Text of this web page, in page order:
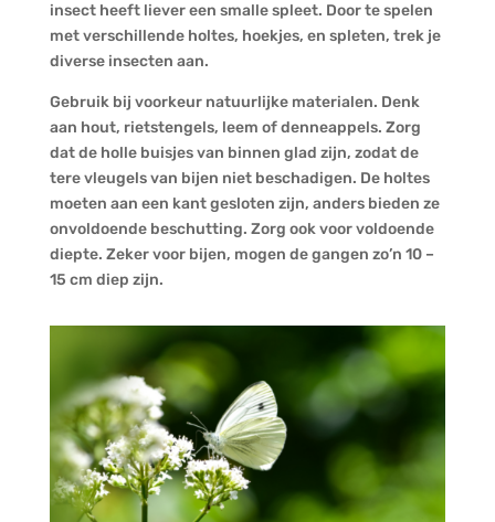
insect heeft liever een smalle spleet. Door te spelen
met verschillende holtes, hoekjes, en spleten, trek je
diverse insecten aan.
Gebruik bij voorkeur natuurlijke materialen. Denk
aan hout, rietstengels, leem of denneappels. Zorg
dat de holle buisjes van binnen glad zijn, zodat de
tere vleugels van bijen niet beschadigen. De holtes
moeten aan een kant gesloten zijn, anders bieden ze
onvoldoende beschutting. Zorg ook voor voldoende
diepte. Zeker voor bijen, mogen de gangen zo’n 10 –
15 cm diep zijn.